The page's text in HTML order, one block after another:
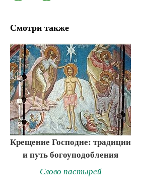
Смотри также
Крещение Господне: традиции
и путь богоуподобления
Слово пастырей